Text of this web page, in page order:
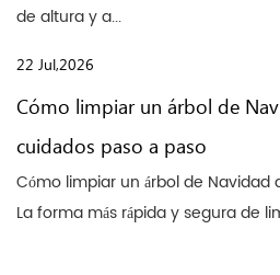
de altura y a...
22 Jul,2026
Cómo limpiar un árbol de
cuidados paso a paso
Cómo limpiar un árbol de Navidad
La forma más rápida y segura de